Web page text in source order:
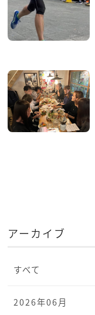
アーカイブ
すべて
2026年06月